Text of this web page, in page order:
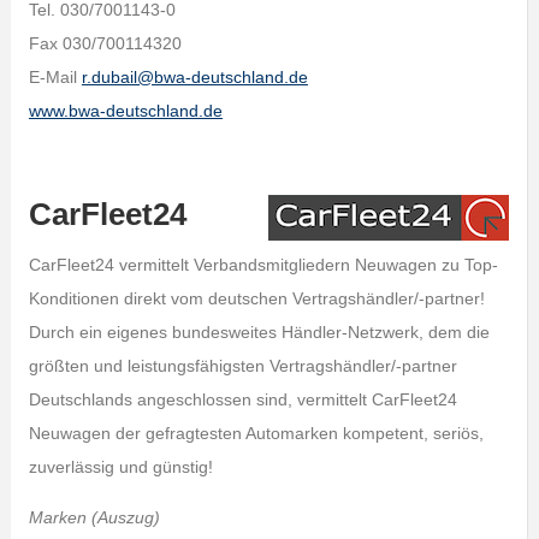
Tel. 030/7001143-0
Fax 030/700114320
E-Mail r.dubail@bwa-deutschland.de
www.bwa-deutschland.de
CarFleet24
CarFleet24 vermittelt Verbandsmitgliedern Neuwagen zu Top-
Konditionen direkt vom deutschen Vertragshändler/-partner!
Durch ein eigenes bundesweites Händler-Netzwerk, dem die
größten und leistungsfähigsten Vertragshändler/-partner
Deutschlands angeschlossen sind, vermittelt CarFleet24
Neuwagen der gefragtesten Automarken kompetent, seriös,
zuverlässig und günstig!
Marken (Auszug)